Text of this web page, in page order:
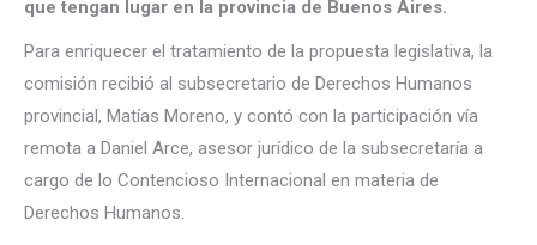
que tengan lugar en la provincia de Buenos Aires.
Para enriquecer el tratamiento de la propuesta legislativa, la
comisión recibió al subsecretario de Derechos Humanos
provincial, Matías Moreno, y contó con la participación vía
remota a Daniel Arce, asesor jurídico de la subsecretaría a
cargo de lo Contencioso Internacional en materia de
Derechos Humanos.